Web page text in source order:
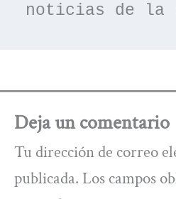
noticias de la
Deja un comentario
Tu dirección de correo
publicada. Los campos